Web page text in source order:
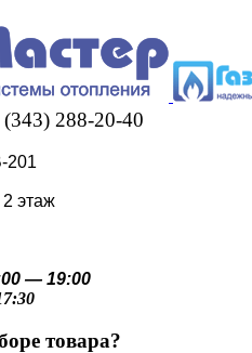
288-20-40
201
этаж
— 19:00
товара?